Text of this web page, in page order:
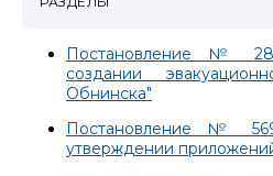
Постановление №
создании
Обнинска"
Постановление №
утверждении